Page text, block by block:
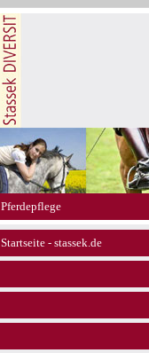
Pferdepflege
Startseite - stassek.de